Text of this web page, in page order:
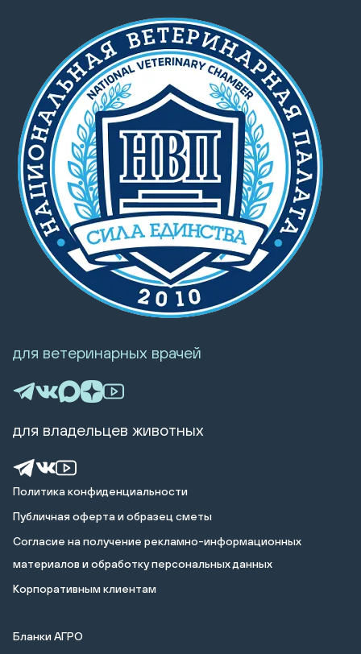
Политика конфиденциальности
Публичная оферта и образец сметы
Cогласие на получение рекламно-информационных
материалов и обработку персональных данных
Корпоративным клиентам
Бланки АГРО
для ветеринарных врачей
для владельцев животных